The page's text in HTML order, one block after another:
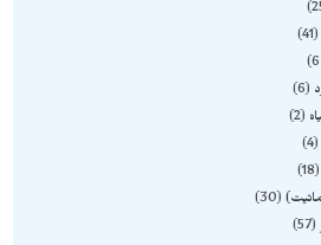
41
6
2
4
18
30
57